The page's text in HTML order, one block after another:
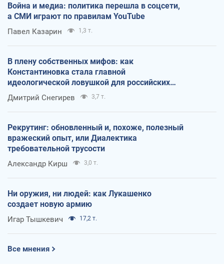
Война и медиа: политика перешла в соцсети,
а СМИ играют по правилам YouTube
Павел Казарин 1,3 т.
В плену собственных мифов: как
Константиновка стала главной
идеологической ловушкой для российских
оккупантов
Дмитрий Снегирев 3,7 т.
Рекрутинг: обновленный и, похоже, полезный
вражеский опыт, или Диалектика
требовательной трусости
Александр Кирш 3,0 т.
Ни оружия, ни людей: как Лукашенко
создает новую армию
Игар Тышкевич 17,2 т.
Все мнения